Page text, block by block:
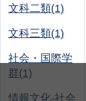
文科二類(1)
文科三類(1)
社会・国際学
群(1)
情報文化-社会